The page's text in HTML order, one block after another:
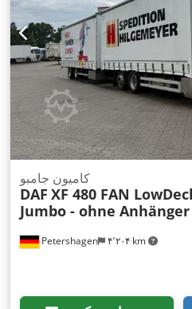
Petershagen ۴٬۲۰۴ km
کامیون جامبو
DAF XF 480 FAN
Jumbo - ohne Anhänger